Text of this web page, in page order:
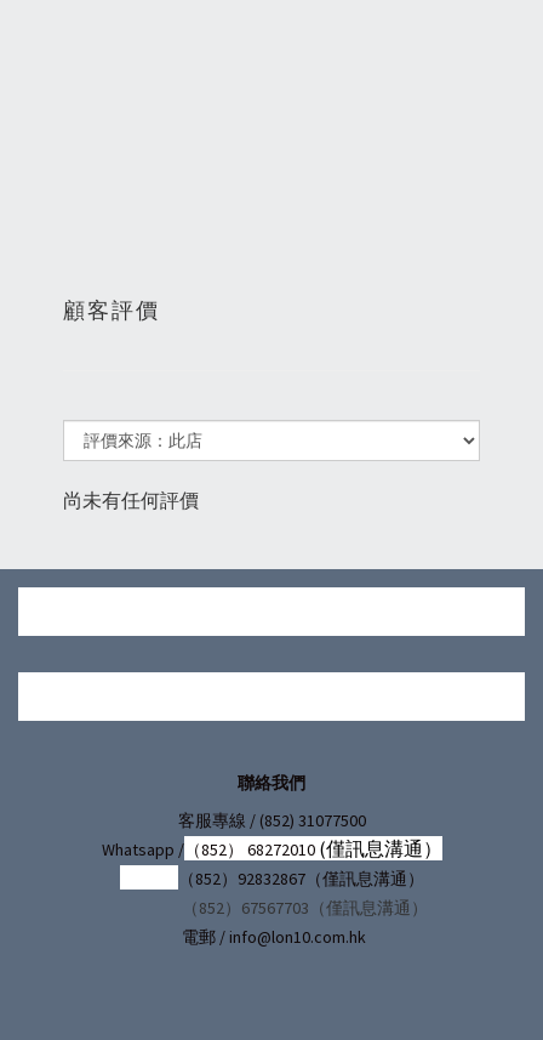
顧客評價
尚未有任何評價
聯絡我們
客服專線 / (852) 31077500
Whatsapp /（852） 68272010 (僅訊息溝通）
（852）92832867（僅訊息溝通）
（852）67567703（僅訊息溝通）
電郵 / info@lon10.com.hk